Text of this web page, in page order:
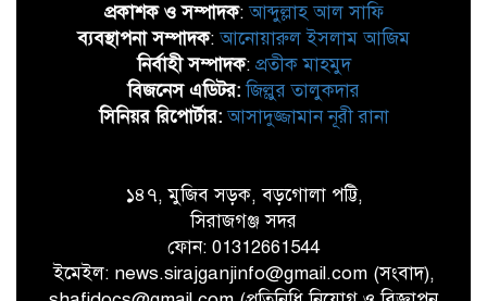
প্রকাশক ও সম্পাদক:আব্দুল্লাহ আল সাফি
ব্যবস্থাপনা সম্পাদক:আনোয়ারুল ইসলাম আজিম
নির্বাহী সম্পাদক: প্রতীক মাহমুদ
বিজনেস এডিটর: জিল্লুর তালুকদার
সিনিয়র রিপোর্টার: আসাদুজ্জামান নূরী রানা
১৪৭, মুজিব সড়ক, বড়গোলা পট্টি,
সিরাজগঞ্জ সদর
ফোন: 01312661544
ইমেইল: news.sirajganjinfo@gmail.com (সংবাদ),